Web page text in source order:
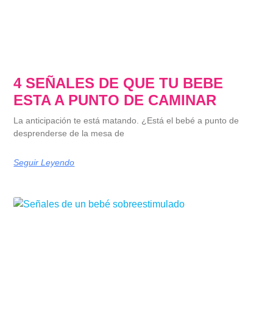
4 SEÑALES DE QUE TU BEBE
ESTA A PUNTO DE CAMINAR
La anticipación te está matando. ¿Está el bebé a punto de
desprenderse de la mesa de
Seguir Leyendo